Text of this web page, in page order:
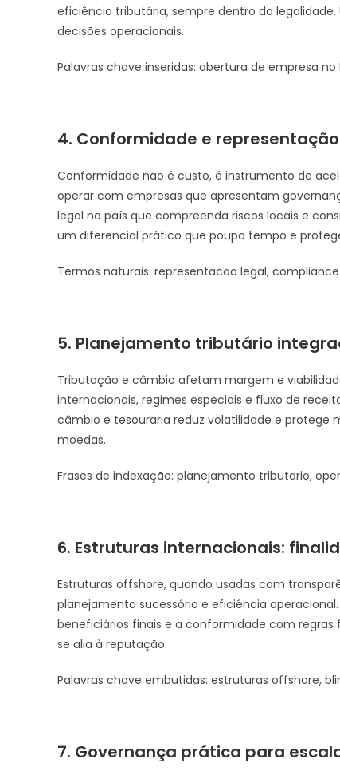
eficiência tributária, sempre dentro da
decisões operacionais.
Palavras chave inseridas: abertura de empresa
4. Conformidade e
Conformidade não é custo, é instrumento de
operar com empresas que apresentam
legal no país que compreenda riscos locais e
um diferencial prático que poupa tempo e
Termos naturais: representacao legal,
5. Planejamento tributário
Tributação e câmbio afetam margem e
internacionais, regimes especiais e fluxo de
câmbio e tesouraria reduz volatilidade e protege
moedas.
Frases de indexação: planejamento tributario,
6. Estruturas internacionais:
Estruturas offshore, quando usadas com
planejamento sucessório e eficiência
beneficiários finais e a conformidade com regras
se alia à reputação.
Palavras chave embutidas: estruturas offshore,
7. Governança prática para